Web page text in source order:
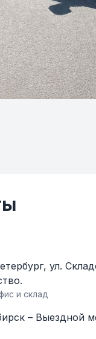
ул.
и склад
– Выездной